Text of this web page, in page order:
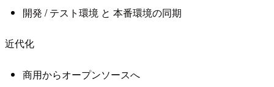
開発 / テスト環境 と 本番環境の同期
近代化
商用からオープンソースへ